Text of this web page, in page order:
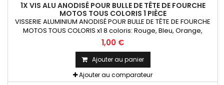
1X VIS ALU ANODISÉ POUR BULLE DE TÊTE DE FOURCHE
MOTOS TOUS COLORIS 1 PIÈCE
VISSERIE ALUMINIUM ANODISÉ POUR BULLE DE TÊTE DE FOURCHE
MOTOS TOUS COLORIS x1 8 coloris: Rouge, Bleu, Orange,
Argent, Titanium, Or, Noir et VertKit= Vis M5x16 alu + écrou
caoutchouc fileté + rondelle La Pièce !!!
1,00 €
Ajouter au panier
Ajouter au comparateur